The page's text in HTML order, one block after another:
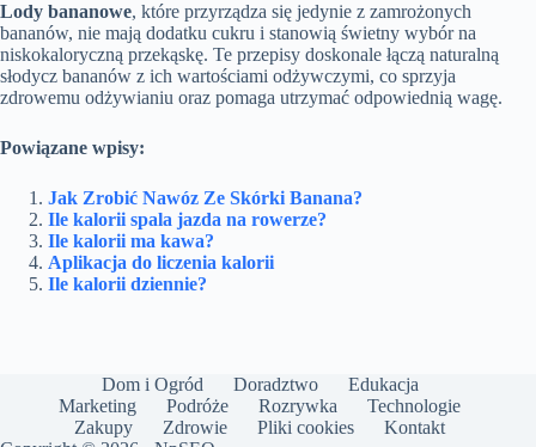
Lody bananowe, które przyrządza się jedynie z zamrożonych
bananów, nie mają dodatku cukru i stanowią świetny wybór na
niskokaloryczną przekąskę. Te przepisy doskonale łączą naturalną
słodycz bananów z ich wartościami odżywczymi, co sprzyja
zdrowemu odżywianiu oraz pomaga utrzymać odpowiednią wagę.
Powiązane wpisy:
Jak Zrobić Nawóz Ze Skórki Banana?
Ile kalorii spala jazda na rowerze?
Ile kalorii ma kawa?
Aplikacja do liczenia kalorii
Ile kalorii dziennie?
Dom i Ogród Doradztwo
Edukacja
Marketing
Podróże Rozrywka
Technologie
Zakupy
Zdrowie Pliki cookies
Kontakt